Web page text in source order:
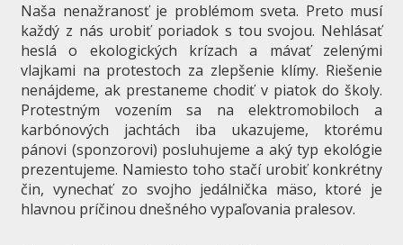
Naša nenažranosť je problémom sveta. Preto musí
každý z nás urobiť poriadok s tou svojou. Nehlásať
heslá o ekologických krízach a mávať zelenými
vlajkami na protestoch za zlepšenie klímy. Riešenie
nenájdeme, ak prestaneme chodiť v piatok do školy.
Protestným vozením sa na elektromobiloch a
karbónových jachtách iba ukazujeme, ktorému
pánovi (sponzorovi) posluhujeme a aký typ ekológie
prezentujeme. Namiesto toho stačí urobiť konkrétny
čin, vynechať zo svojho jedálnička mäso, ktoré je
hlavnou príčinou dnešného vypaľovania pralesov.